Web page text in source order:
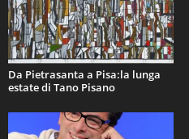
Da Pietrasanta a Pisa:la lunga
estate di Tano Pisano